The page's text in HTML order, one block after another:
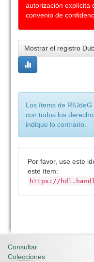
autorización explícita
convenio de
Mostrar el registro
Los ítems de
con todos los
indique lo contrario.
Por favor, use este
este ítem:
https://
Consultar
Colecciones